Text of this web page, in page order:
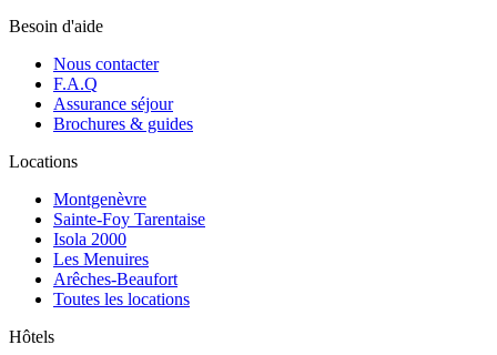
Besoin d'aide
Nous contacter
F.A.Q
Assurance séjour
Brochures & guides
Locations
Montgenèvre
Sainte-Foy Tarentaise
Isola 2000
Les Menuires
Arêches-Beaufort
Toutes les locations
Hôtels